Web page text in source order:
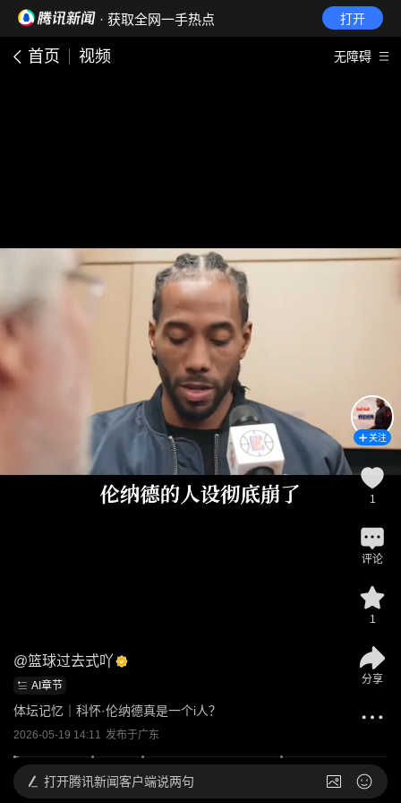
· 获取全网一手热点 打开
首页 视频 无障碍
@篮球过去式吖
AI章节
体坛记忆｜科怀·伦纳德真是一个i人？
2026-05-19 14:11 发布于广东
关注
1
评论
1
分享
打开腾讯新闻客户端说两句